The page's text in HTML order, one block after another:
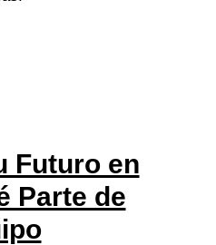
Futuro en
Parte de